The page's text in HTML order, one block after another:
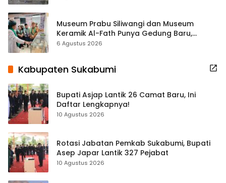
Museum Prabu Siliwangi dan Museum
Keramik Al-Fath Punya Gedung Baru,
Hampir 500 Koleksi Dipisahkan
6 Agustus 2026
Kabupaten Sukabumi
Bupati Asjap Lantik 26 Camat Baru, Ini
Daftar Lengkapnya!
10 Agustus 2026
Rotasi Jabatan Pemkab Sukabumi, Bupati
Asep Japar Lantik 327 Pejabat
10 Agustus 2026